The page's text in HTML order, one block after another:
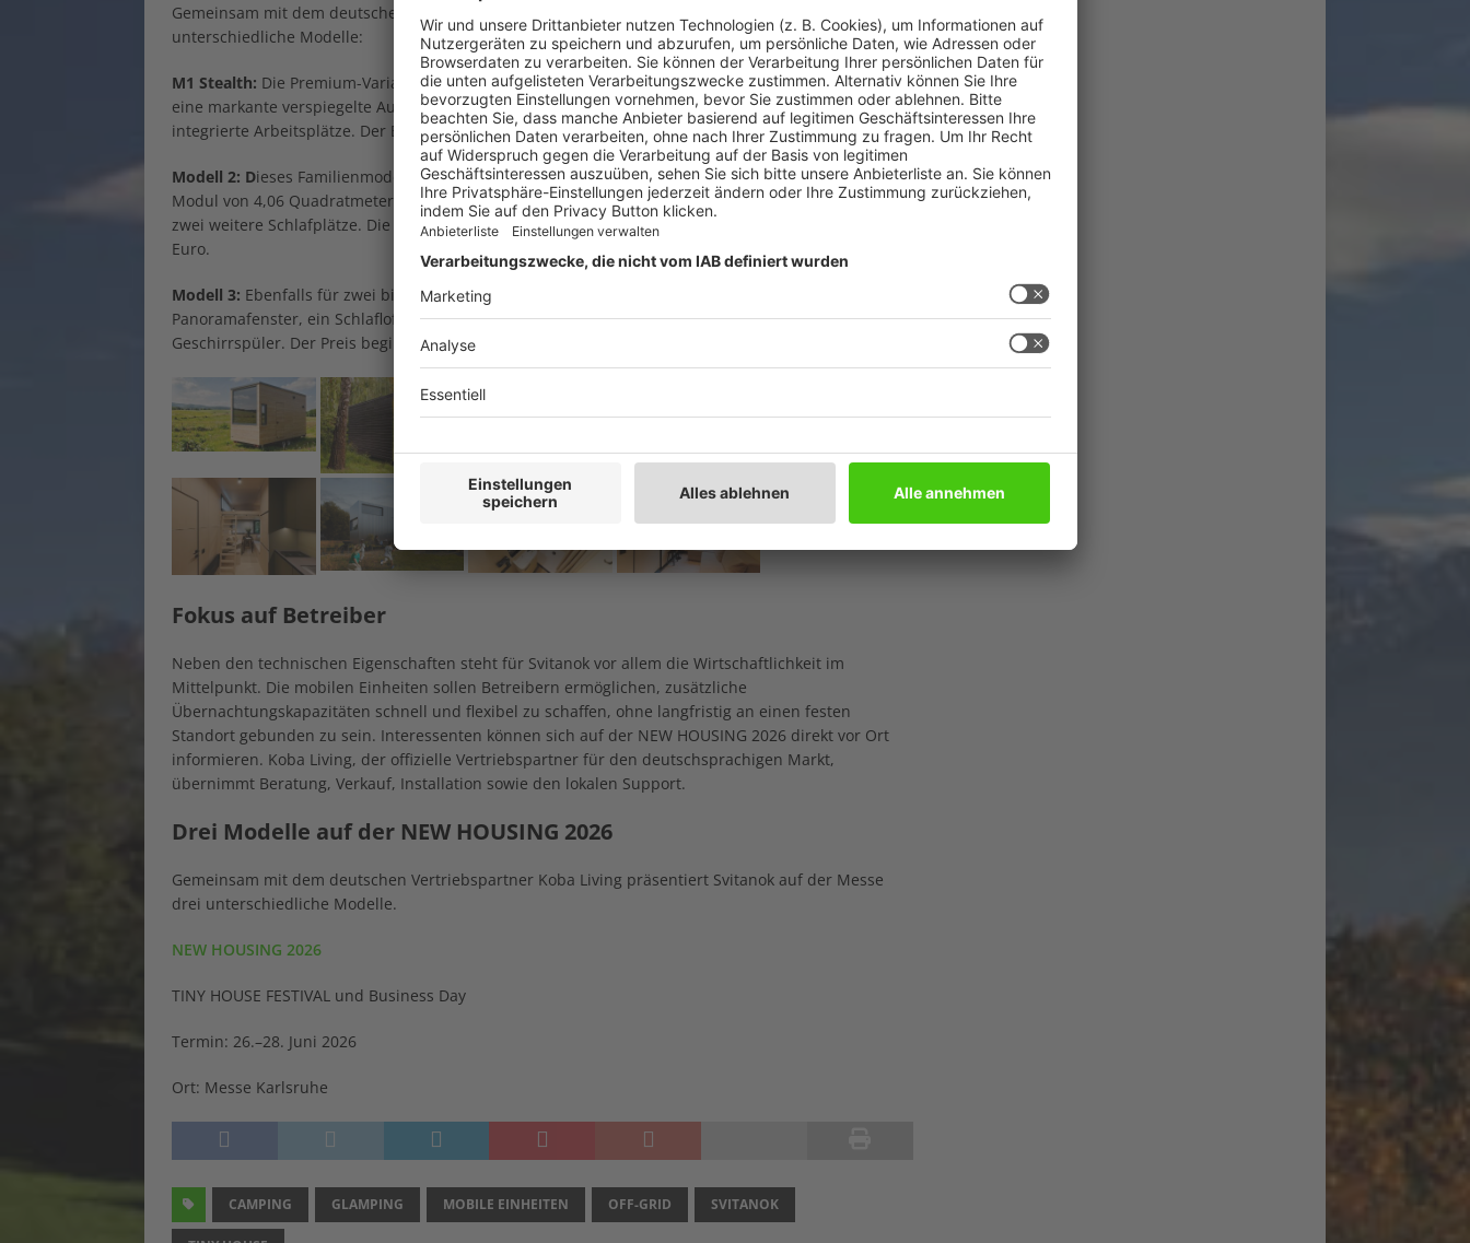
Gemeinsam mit dem deutschen Vertriebspartner Koba Living präsentiert Svitanok vorerst drei
unterschiedliche Modelle:
M1 Stealth: Die Premium-Variante für zwei Personen bietet auf 13,2 Quadratmetern Wohnfläche
eine markante verspiegelte Außenfassade, einen vollständig verglasten Eingangsbereich sowie zwei
integrierte Arbeitsplätze. Der Einstiegspreis liegt bei 38.300 Euro.
Modell 2: Dieses Familienmodell kombiniert 13,2 Quadratmeter Hauptfläche mit einem zusätzlichen
Modul von 4,06 Quadratmetern. Zur Ausstattung gehören Küche, Badezimmer, Queensize-Bett und
zwei weitere Schlafplätze. Die Einheit eignet sich für zwei bis vier Personen und startet bei 35.700
Euro.
Modell 3: Ebenfalls für zwei bis vier Gäste ausgelegt, verfügt dieses Modell über ein
Panoramafenster, ein Schlafloft sowie zusätzliche Ausstattungsmerkmale wie Waschmaschine und
Geschirrspüler. Der Preis beginnt bei 37.000 Euro.
Fokus auf Betreiber
Neben den technischen Eigenschaften steht für Svitanok vor allem die Wirtschaftlichkeit im
Mittelpunkt. Die mobilen Einheiten sollen Betreibern ermöglichen, zusätzliche
Übernachtungskapazitäten schnell und flexibel zu schaffen, ohne langfristig an einen festen
Standort gebunden zu sein. Interessenten können sich auf der NEW HOUSING 2026 direkt vor Ort
informieren. Koba Living, der offizielle Vertriebspartner für den deutschsprachigen Markt,
übernimmt Beratung, Verkauf, Installation sowie den lokalen Support.
Drei Modelle auf der NEW HOUSING 2026
Gemeinsam mit dem deutschen Vertriebspartner Koba Living präsentiert Svitanok auf der Messe
drei unterschiedliche Modelle.
NEW HOUSING 2026
TINY HOUSE FESTIVAL und Business Day
Termin: 26.–28. Juni 2026
Ort: Messe Karlsruhe
CAMPING GLAMPING MOBILE EINHEITEN OFF-GRID SVITANOK